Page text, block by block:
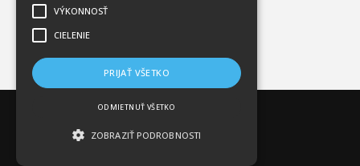
VÝKONNOSŤ
CIELENIE
PRIJAŤ VŠETKO
ODMIETNUŤ VŠETKO
ZOBRAZIŤ PODROBNOSTI